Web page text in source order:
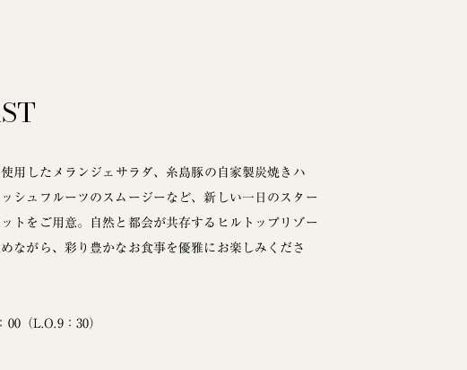
用したメランジェサラダ、糸島豚の自家製炭焼きハ
シュフルーツのスムージーなど、新しい一日のスター
トをご用意。自然と都会が共存するヒルトップリゾー
ながら、彩り豊かなお食事を優雅にお楽しみくださ
（L.O.9：30）